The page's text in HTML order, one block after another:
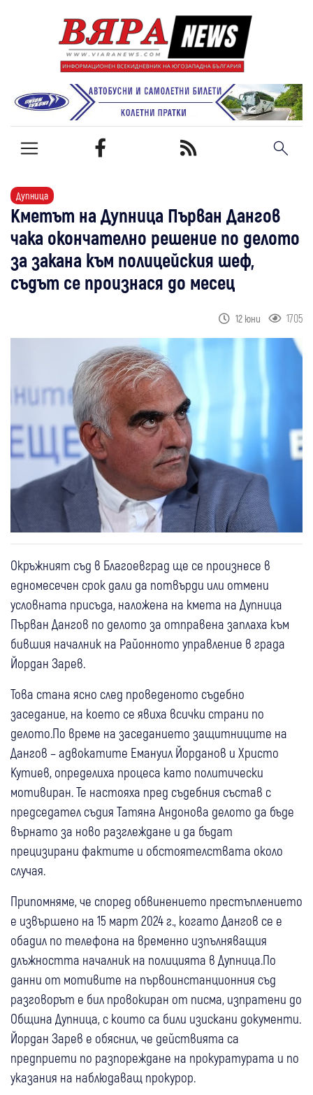
Дупница
Кметът на Дупница Първан Дангов
чака окончателно решение по делото
за закана към полицейския шеф,
съдът се произнася до месец
12 юни 1705
Окръжният съд в Благоевград ще се произнесе в
едномесечен срок дали да потвърди или отмени
условната присъда, наложена на кмета на Дупница
Първан Дангов по делото за отправена заплаха към
бившия началник на Районното управление в града
Йордан Зарев.
Това стана ясно след проведеното съдебно
заседание, на което се явиха всички страни по
делото.По време на заседанието защитниците на
Дангов – адвокатите Емануил Йорданов и Христо
Кутиев, определиха процеса като политически
мотивиран. Те настояха пред съдебния състав с
председател съдия Татяна Андонова делото да бъде
върнато за ново разглеждане и да бъдат
прецизирани фактите и обстоятелствата около
случая.
Припомняме, че според обвинението престъплението
е извършено на 15 март 2024 г., когато Дангов се е
обадил по телефона на временно изпълняващия
длъжността началник на полицията в Дупница.По
данни от мотивите на първоинстанционния съд
разговорът е бил провокиран от писма, изпратени до
Община Дупница, с които са били изискани документи.
Йордан Зарев е обяснил, че действията са
предприети по разпореждане на прокуратурата и по
указания на наблюдаващ прокурор.